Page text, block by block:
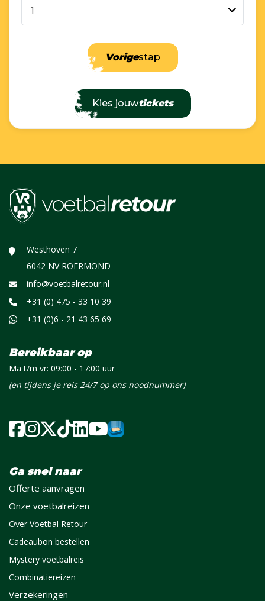
1
Vorigestap
Kies jouwtickets
Westhoven 7
6042 NV ROERMOND
info@voetbalretour.nl
+31 (0) 475 - 33 10 39
+31 (0)6 - 21 43 65 69
Bereikbaar op
Ma t/m vr: 09:00 - 17:00 uur
(en tijdens je reis 24/7 op ons noodnummer)
Ga snel naar
Offerte aanvragen
Onze voetbalreizen
Over Voetbal Retour
Cadeaubon bestellen
Mystery voetbalreis
Combinatiereizen
Verzekeringen